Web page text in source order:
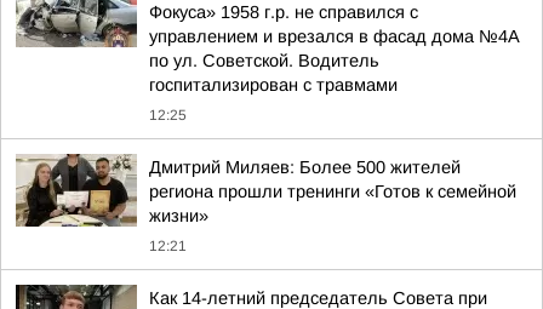
Фокуса» 1958 г.р. не справился с
управлением и врезался в фасад дома №4А
по ул. Советской. Водитель
госпитализирован с травмами
12:25
Дмитрий Миляев: Более 500 жителей
региона прошли тренинги «Готов к семейной
жизни»
12:21
Как 14-летний председатель Совета при